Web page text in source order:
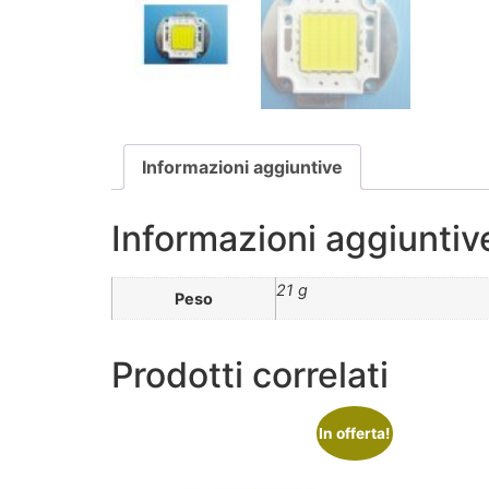
Informazioni aggiuntive
Informazioni
Peso 21 g
Prodotti correlati
In offerta!